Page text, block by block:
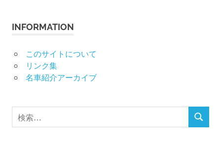
INFORMATION
このサイトについて
リンク集
名車紹介アーカイブ
検
索
検